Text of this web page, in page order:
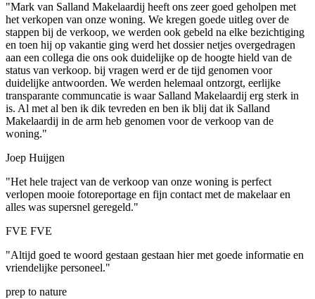
"Mark van Salland Makelaardij heeft ons zeer goed geholpen met
het verkopen van onze woning. We kregen goede uitleg over de
stappen bij de verkoop, we werden ook gebeld na elke bezichtiging
en toen hij op vakantie ging werd het dossier netjes overgedragen
aan een collega die ons ook duidelijke op de hoogte hield van de
status van verkoop. bij vragen werd er de tijd genomen voor
duidelijke antwoorden. We werden helemaal ontzorgt, eerlijke
transparante communcatie is waar Salland Makelaardij erg sterk in
is. Al met al ben ik dik tevreden en ben ik blij dat ik Salland
Makelaardij in de arm heb genomen voor de verkoop van de
woning."
Joep Huijgen
"Het hele traject van de verkoop van onze woning is perfect
verlopen mooie fotoreportage en fijn contact met de makelaar en
alles was supersnel geregeld."
FVE FVE
"Altijd goed te woord gestaan gestaan hier met goede informatie en
vriendelijke personeel."
prep to nature